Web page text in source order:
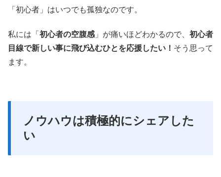
「初心者」はいつでも孤独なのです。
私には「 初心者の空腹感」が痛いほどわかるので、 初心者
目線で新しい事に飛び込むひとを応援したい！ そう思って
ます。
ノウハウは積極的にシェアした
い